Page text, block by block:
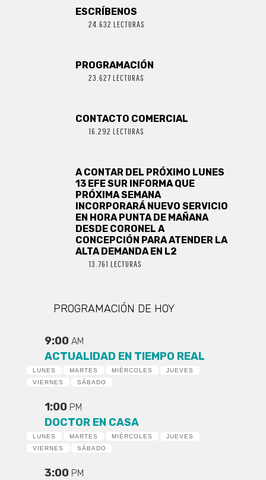
ESCRÍBENOS
24.632 LECTURAS
PROGRAMACIÓN
23.627 LECTURAS
CONTACTO COMERCIAL
16.292 LECTURAS
A CONTAR DEL PRÓXIMO LUNES
13 EFE SUR INFORMA QUE
PRÓXIMA SEMANA
INCORPORARÁ NUEVO SERVICIO
EN HORA PUNTA DE MAÑANA
DESDE CORONEL A
CONCEPCIÓN PARA ATENDER LA
ALTA DEMANDA EN L2
13.761 LECTURAS
PROGRAMACIÓN DE HOY
9:00 AM
ACTUALIDAD EN TIEMPO REAL
LUNES MARTES MIÉRCOLES
JUEVES
VIERNES
SÁBADO
1:00 PM
DOCTOR EN CASA
LUNES MARTES MIÉRCOLES
JUEVES
VIERNES
SÁBADO
3:00 PM